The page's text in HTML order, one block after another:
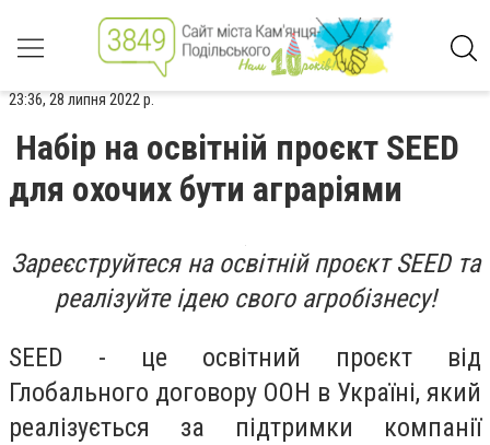
23:36, 28 липня 2022 р.
Набір на освітній проєкт SEED
для охочих бути аграріями
Зареєструйтеся на освітній проєкт SEED та
реалізуйте ідею свого агробізнесу!
SEED - це освітний проєкт від
Глобального договору ООН в Україні, який
реалізується за підтримки компанії